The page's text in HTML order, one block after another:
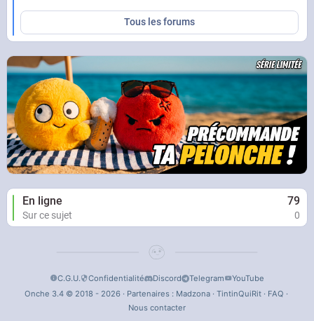
Tous les forums
En ligne 79
Sur ce sujet 0
C.G.U. Confidentialité Discord Telegram
YouTube
Onche 3.4 © 2018 - 2026 · Partenaires : Madzona· TintinQuiRit· FAQ ·
Nous contacter